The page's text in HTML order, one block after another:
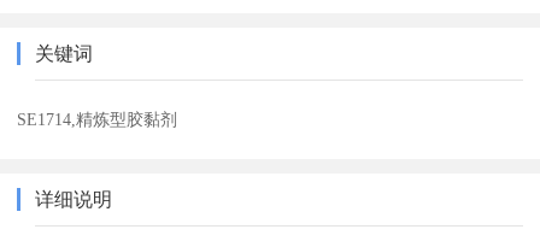
关键词
SE1714,精炼型胶黏剂
详细说明